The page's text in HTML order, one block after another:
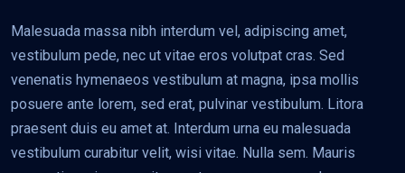
Malesuada massa nibh interdum vel, adipiscing amet,
vestibulum pede, nec ut vitae eros volutpat cras. Sed
venenatis hymenaeos vestibulum at magna, ipsa mollis
posuere ante lorem, sed erat, pulvinar vestibulum. Litora
praesent duis eu amet at. Interdum urna eu malesuada
vestibulum curabitur velit, wisi vitae. Nulla sem. Mauris